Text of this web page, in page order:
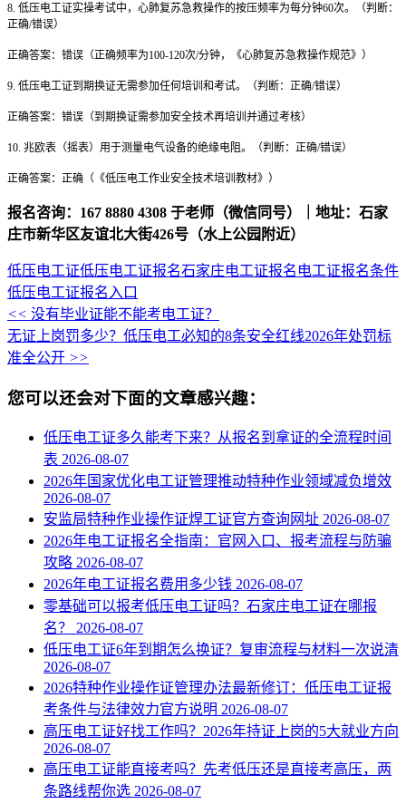
8. 低压电工证实操考试中，心肺复苏急救操作的按压频率为每分钟60次。（判断：
正确/错误）
正确答案：错误（正确频率为100-120次/分钟，《心肺复苏急救操作规范》）
9. 低压电工证到期换证无需参加任何培训和考试。（判断：正确/错误）
正确答案：错误（到期换证需参加安全技术再培训并通过考核）
10. 兆欧表（摇表）用于测量电气设备的绝缘电阻。（判断：正确/错误）
正确答案：正确（《低压电工作业安全技术培训教材》）
报名咨询：167 8880 4308 于老师（微信同号）｜地址：石家
庄市新华区友谊北大街426号（水上公园附近）
低压电工证低压电工证报名石家庄电工证报名 电工证报名条件
低压电工证报名入口
<< 没有毕业证能不能考电工证？
无证上岗罚多少？低压电工必知的8条安全红线2026年处罚标
准全公开 >>
您可以还会对下面的文章感兴趣：
低压电工证多久能考下来？从报名到拿证的全流程时间
表 2026-08-07
2026年国家优化电工证管理推动特种作业领域减负增效
2026-08-07
安监局特种作业操作证焊工证官方查询网址 2026-08-07
2026年电工证报名全指南：官网入口、报考流程与防骗
攻略 2026-08-07
2026年电工证报名费用多少钱 2026-08-07
零基础可以报考低压电工证吗？石家庄电工证在哪报
名？ 2026-08-07
低压电工证6年到期怎么换证？复审流程与材料一次说清
2026-08-07
2026特种作业操作证管理办法最新修订：低压电工证报
考条件与法律效力官方说明 2026-08-07
高压电工证好找工作吗？2026年持证上岗的5大就业方向
2026-08-07
高压电工证能直接考吗？先考低压还是直接考高压，两
条路线帮你选 2026-08-07